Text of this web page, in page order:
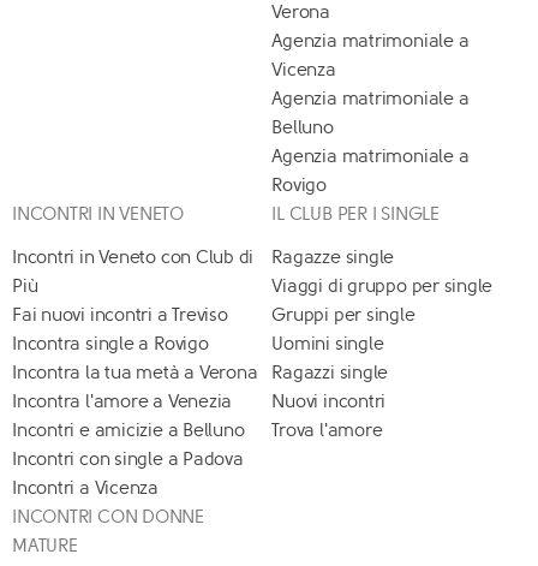
Verona
Agenzia matrimoniale a
Vicenza
Agenzia matrimoniale a
Belluno
Agenzia matrimoniale a
Rovigo
INCONTRI IN VENETO
Incontri in Veneto con Club di
Più
Fai nuovi incontri a Treviso
Incontra single a Rovigo
Incontra la tua metà a Verona
Incontra l'amore a Venezia
Incontri e amicizie a Belluno
Incontri con single a Padova
Incontri a Vicenza
IL CLUB PER I SINGLE
Ragazze single
Viaggi di gruppo per single
Gruppi per single
Uomini single
Ragazzi single
Nuovi incontri
Trova l'amore
INCONTRI CON DONNE
MATURE